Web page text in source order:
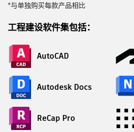
*与单独购买每款产品相比
工程建设软件集包括：
AutoCAD
Autodesk Docs
ReCap Pro